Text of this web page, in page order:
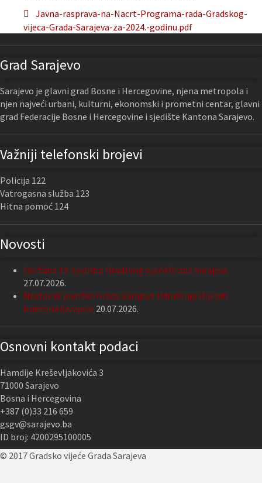
Javna-rasprava-na-Nacrt-Programa-rada-Gradskog-
vijeca-Grada-Sarajeva-za-2024.-godinu.pdf
Grad Sarajevo
Sarajevo je glavni grad Bosne i Hercegovine, njena metropola i
njen najveći urbani, kulturni, ekonomski i prometni centar, glavni
grad Federacije Bosne i Hercegovine i sjedište Kantona Sarajevo.
Važniji telefonski brojevi
Policija 122
Vatrogasna služba 123
Hitna pomoć 124
Novosti
Održana 13. sjednica Gradskog vijeća Grada Sarajeva
27.07.2026.
Nastavak podrške Grada Sarajeva Udruženju slijepih
Kantona Sarajevo 20.07.2026.
Osnovni kontakt podaci
Hamdije Kreševljakovića 3
71000 Sarajevo
Bosna i Hercegovina
+387 (0)33 216 659
gsgv@sarajevo.ba
ID broj: 4200295100005
© 2017 Gradsko vijeće Grada Sarajeva